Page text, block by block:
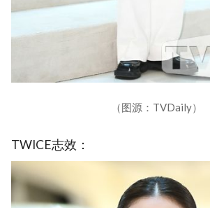
（图源：TVDaily）
TWICE志效：